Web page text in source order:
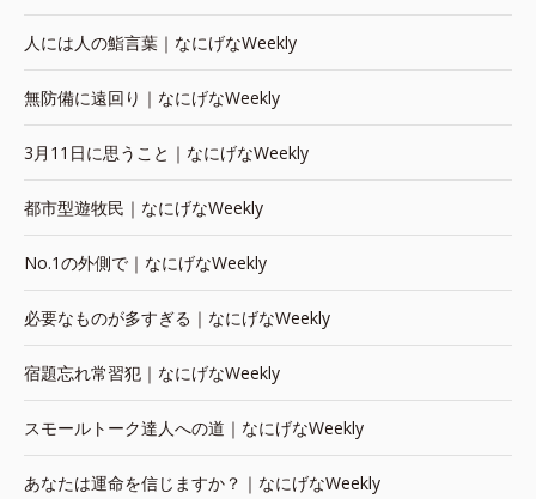
人には人の鮨言葉｜なにげなWeekly
無防備に遠回り｜なにげなWeekly
3月11日に思うこと｜なにげなWeekly
都市型遊牧民｜なにげなWeekly
No.1の外側で｜なにげなWeekly
必要なものが多すぎる｜なにげなWeekly
宿題忘れ常習犯｜なにげなWeekly
スモールトーク達人への道｜なにげなWeekly
あなたは運命を信じますか？｜なにげなWeekly